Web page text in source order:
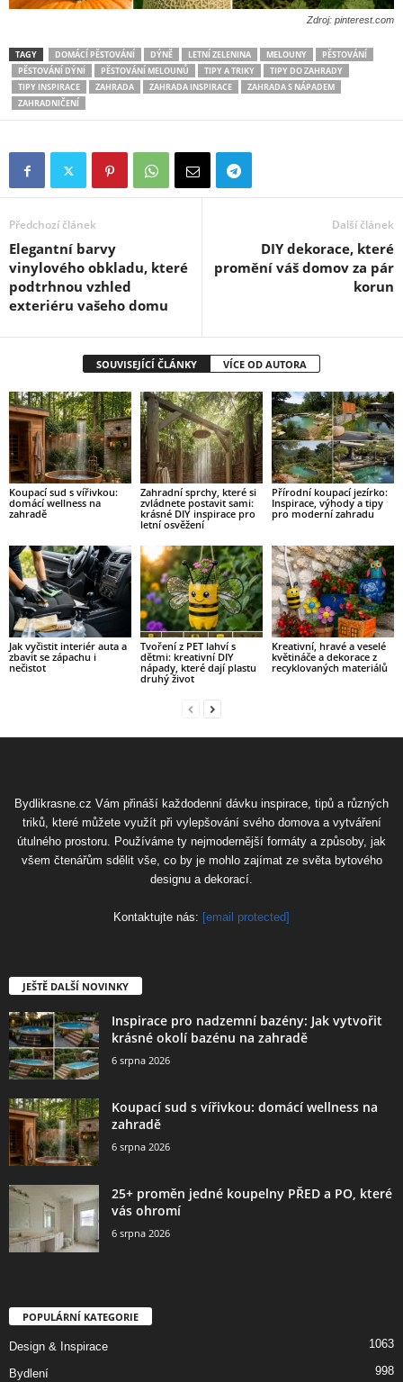
Zdroj: pinterest.com
TAGY DOMÁCÍ PĚSTOVÁNÍ DÝNĚ LETNÍ ZELENINA MELOUNY
PĚSTOVÁNÍ
PĚSTOVÁNÍ DÝNÍ
PĚSTOVÁNÍ MELOUNŮ TIPY A TRIKY
TIPY DO ZAHRADY
TIPY INSPIRACE
ZAHRADA ZAHRADA INSPIRACE
ZAHRADA S NÁPADEM
ZAHRADNIČENÍ
Předchozí článek
Elegantní barvy
vinylového obkladu, které
podtrhnou vzhled
exteriéru vašeho domu
Další článek
DIY dekorace, které
promění váš domov za pár
korun
SOUVISEJÍCÍ ČLÁNKY VÍCE OD AUTORA
Koupací sud s vířivkou:
domácí wellness na
zahradě
Zahradní sprchy, které si
zvládnete postavit sami:
krásné DIY inspirace pro
letní osvěžení
Přírodní koupací jezírko:
Inspirace, výhody a tipy
pro moderní zahradu
Jak vyčistit interiér auta a
zbavit se zápachu i
nečistot
Tvoření z PET lahví s
dětmi: kreativní DIY
nápady, které dají plastu
druhý život
Kreativní, hravé a veselé
květináče a dekorace z
recyklovaných materiálů
Bydlikrasne.cz Vám přináší každodenní dávku inspirace, tipů a různých
triků, které můžete využít při vylepšování svého domova a vytváření
útulného prostoru. Používáme ty nejmodernější formáty a způsoby, jak
všem čtenářům sdělit vše, co by je mohlo zajímat ze světa bytového
designu a dekorací.
Kontaktujte nás: [email protected]
JEŠTĚ DALŠÍ NOVINKY
Inspirace pro nadzemní bazény: Jak vytvořit
krásné okolí bazénu na zahradě
6 srpna 2026
Koupací sud s vířivkou: domácí wellness na
zahradě
6 srpna 2026
25+ proměn jedné koupelny PŘED a PO, které
vás ohromí
6 srpna 2026
POPULÁRNÍ KATEGORIE
Design & Inspirace 1063
Bydlení 998